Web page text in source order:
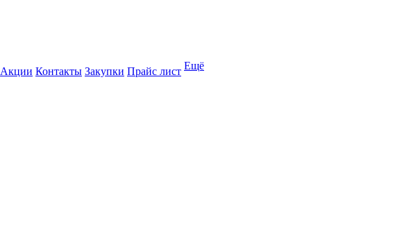
Акции Контакты Закупки Прайс лист Ещё